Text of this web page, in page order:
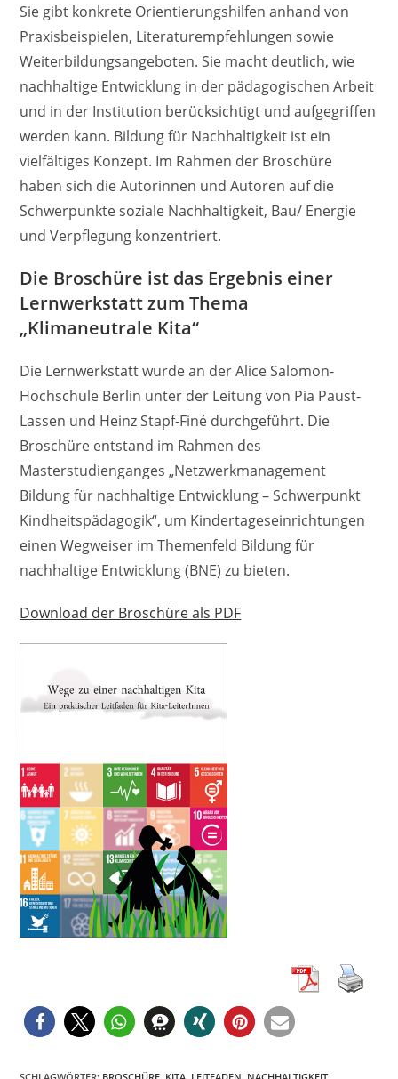
Sie gibt konkrete Orientierungshilfen anhand von
Praxisbeispielen, Literaturempfehlungen sowie
Weiterbildungsangeboten. Sie macht deutlich, wie
nachhaltige Entwicklung in der pädagogischen Arbeit
und in der Institution berücksichtigt und aufgegriffen
werden kann. Bildung für Nachhaltigkeit ist ein
vielfältiges Konzept. Im Rahmen der Broschüre
haben sich die Autorinnen und Autoren auf die
Schwerpunkte soziale Nachhaltigkeit, Bau/ Energie
und Verpflegung konzentriert.
Die Broschüre ist das Ergebnis einer
Lernwerkstatt zum Thema
„Klimaneutrale Kita“
Die Lernwerkstatt wurde an der Alice Salomon-
Hochschule Berlin unter der Leitung von Pia Paust-
Lassen und Heinz Stapf-Finé durchgeführt. Die
Broschüre entstand im Rahmen des
Masterstudienganges „Netzwerkmanagement
Bildung für nachhaltige Entwicklung – Schwerpunkt
Kindheitspädagogik“, um Kindertageseinrichtungen
einen Wegweiser im Themenfeld Bildung für
nachhaltige Entwicklung (BNE) zu bieten.
Download der Broschüre als PDF